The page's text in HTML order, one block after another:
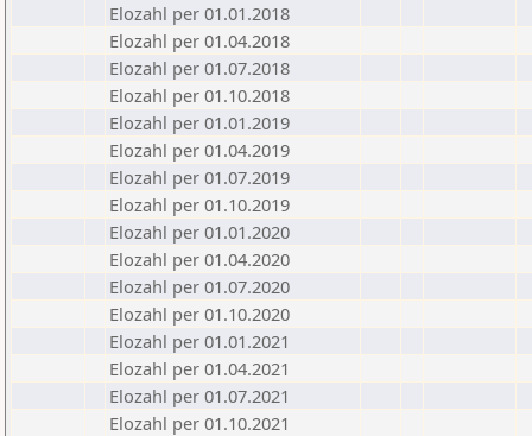
Elozahl per 01.01.2018
Elozahl per 01.04.2018
Elozahl per 01.07.2018
Elozahl per 01.10.2018
Elozahl per 01.01.2019
Elozahl per 01.04.2019
Elozahl per 01.07.2019
Elozahl per 01.10.2019
Elozahl per 01.01.2020
Elozahl per 01.04.2020
Elozahl per 01.07.2020
Elozahl per 01.10.2020
Elozahl per 01.01.2021
Elozahl per 01.04.2021
Elozahl per 01.07.2021
Elozahl per 01.10.2021